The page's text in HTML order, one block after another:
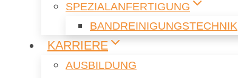
SPE­ZI­AL­AN­FER­TI­GUNG
BAND­REI­NI­GUNGS­TECH­NIK
KAR­RIE­RE
AUS­BIL­DUNG